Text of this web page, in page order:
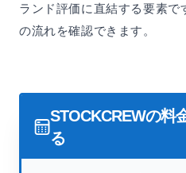
ランド評価に直結する要素で
の流れを確認できます。
STOCKCREWの料
る